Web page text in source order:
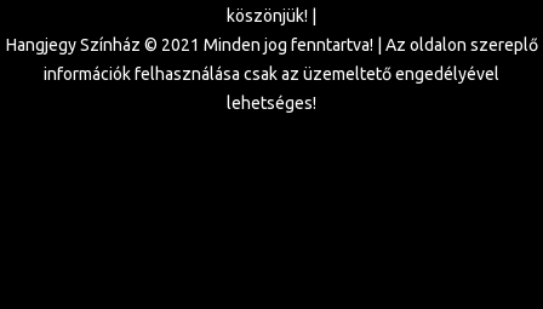
köszönjük! |
Hangjegy Színház © 2021 Minden jog fenntartva! | Az oldalon szereplő
információk felhasználása csak az üzemeltető engedélyével
lehetséges!